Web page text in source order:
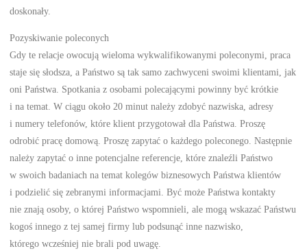
doskonały.
Pozyskiwanie poleconych
Gdy te relacje owocują wieloma wykwalifikowanymi poleconymi, praca
staje się słodsza, a Państwo są tak samo zachwyceni swoimi klientami, jak
oni Państwa. Spotkania z osobami polecającymi powinny być krótkie
i na temat. W ciągu około 20 minut należy zdobyć nazwiska, adresy
i numery telefonów, które klient przygotował dla Państwa. Proszę
odrobić pracę domową. Proszę zapytać o każdego poleconego. Następnie
należy zapytać o inne potencjalne referencje, które znaleźli Państwo
w swoich badaniach na temat kolegów biznesowych Państwa klientów
i podzielić się zebranymi informacjami. Być może Państwa kontakty
nie znają osoby, o której Państwo wspomnieli, ale mogą wskazać Państwu
kogoś innego z tej samej firmy lub podsunąć inne nazwisko,
którego wcześniej nie brali pod uwagę.